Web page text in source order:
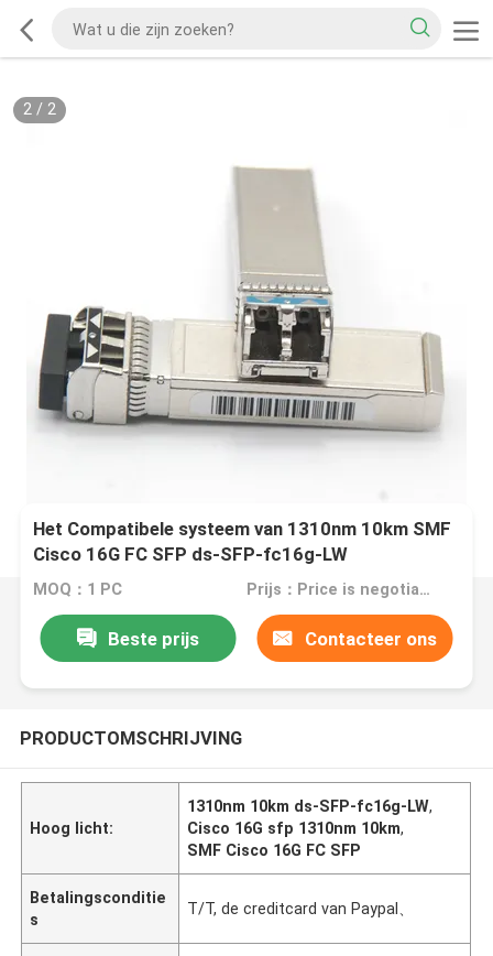
2/ 2
Het Compatibele systeem van 1310nm 10km SMF
Cisco 16G FC SFP ds-SFP-fc16g-LW
MOQ：1 PC Prijs：Price is negotiable
Beste prijs Contacteer ons
PRODUCTOMSCHRIJVING
Hoog licht:
1310nm 10km ds-SFP-fc16g-LW,
Cisco 16G sfp 1310nm 10km,
SMF Cisco 16G FC SFP
Betalingsconditie
s
T/T, de creditcard van Paypal、